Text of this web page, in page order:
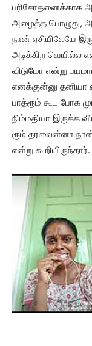
பரிசோதனைக்காக
அழைத்த பொழுது,
நான் ஏசியிலேயே
அடிக்கிற வெயில்ல
விடுமோ என்று
எனக்குன்னு தனியா
பாத்ரூம் கூட போக
நிம்மதியா இருக்க
ரூம் தரலைன்னா
என்று கூறியிருந்தார்.